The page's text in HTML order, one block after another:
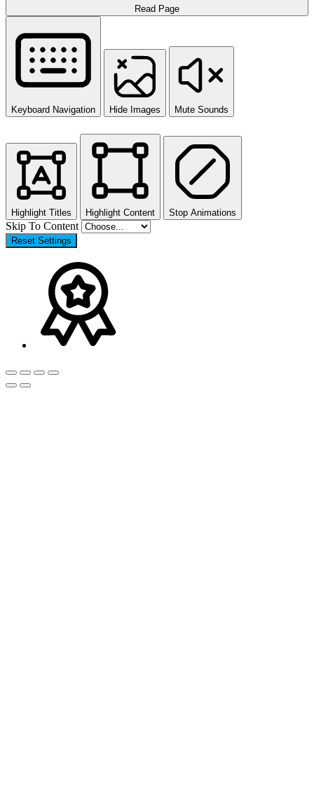
Read Page
Keyboard Navigation Hide Images Mute Sounds
Highlight Titles Highlight Content Stop Animations
Skip To Content
Reset Settings